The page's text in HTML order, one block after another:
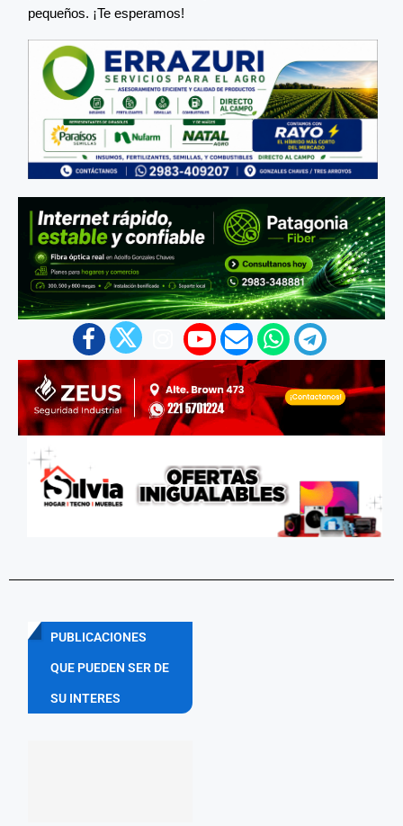
pequeños. ¡Te esperamos!
PUBLICACIONES
QUE PUEDEN SER DE
SU INTERES